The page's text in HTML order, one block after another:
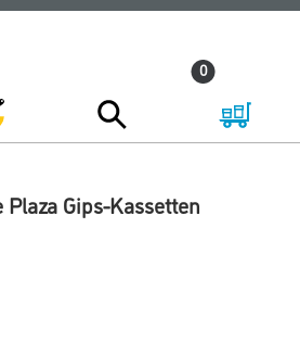
0
Gips-Kassetten